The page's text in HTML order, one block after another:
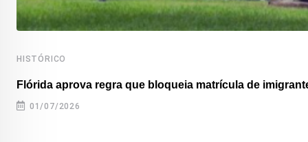
HISTÓRICO
Flórida aprova regra que bloqueia matrícula de
01/07/2026